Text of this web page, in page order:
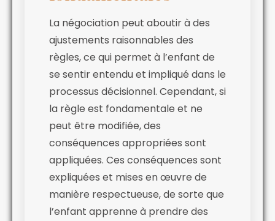
La négociation peut aboutir à des
ajustements raisonnables des
règles, ce qui permet à l’enfant de
se sentir entendu et impliqué dans le
processus décisionnel. Cependant, si
la règle est fondamentale et ne
peut être modifiée, des
conséquences appropriées sont
appliquées. Ces conséquences sont
expliquées et mises en œuvre de
manière respectueuse, de sorte que
l’enfant apprenne à prendre des